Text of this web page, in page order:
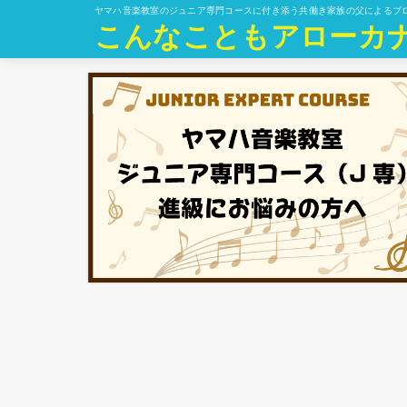
ヤマハ音楽教室のジュニア専門コースに付き添う共働き家族の父によるブ
こんなこともアローカ